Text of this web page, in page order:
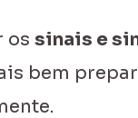
os sinais e
bem